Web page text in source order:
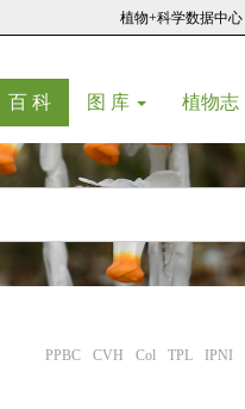
植物+科学数据中心
百 科(current)
图 库 植物志
PPBC CVH Col TPL IPNI